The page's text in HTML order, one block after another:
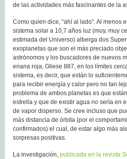
de las actividades más fascinantes de la
Como quien dice, “ahí al lado”. Al menos
sistema solar a 10,7 años luz (muy, muy
estimada del Universo) alberga dos
exoplanetas que son el más preciado
astrónomos y los buscadores de nuevos
enana roja, Gliese 887, en los límites
sistema, es decir, que están lo
para recibir energía y calor pero no tan
problema de ambos planetas es que
estrella y que de existir agua no sería en
de vapor disperso. Se cree incluso que
más distancia de órbita (por el
confirmados) el cual, de estar algo más
sorpresas positivas.
La investigación, publicada en la revista